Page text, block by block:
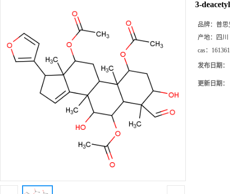
3-
品牌： 普思
产地：
四川
cas：
发布日期：
更新日期：